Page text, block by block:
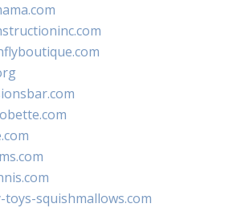
squishmallows.com